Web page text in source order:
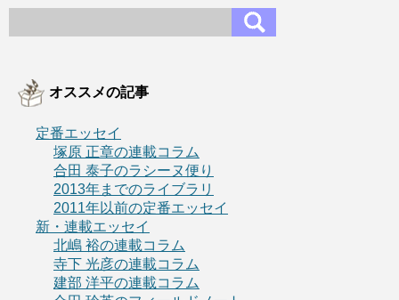
オススメの記事
定番エッセイ
塚原 正章の連載コラム
合田 泰子のラシーヌ便り
2013年までのライブラリ
2011年以前の定番エッセイ
新・連載エッセイ
北嶋 裕の連載コラム
寺下 光彦の連載コラム
建部 洋平の連載コラム